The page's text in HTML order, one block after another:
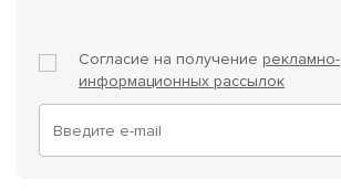
Согласие на получение рекламно-
информационных рассылок